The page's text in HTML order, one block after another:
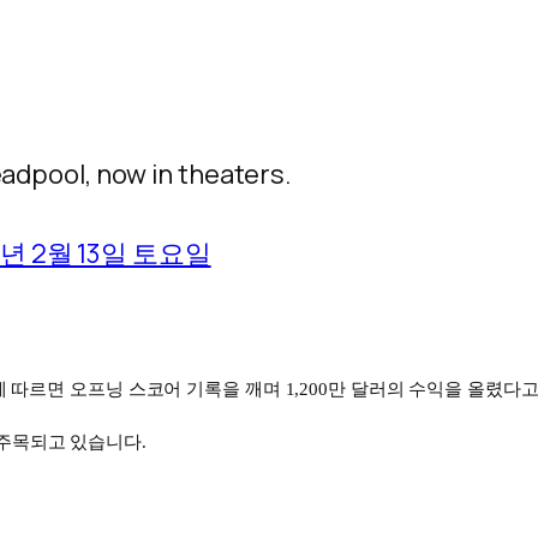
now in theaters.
2월 13일 토요일
따르면 오프닝 스코어 기록을 깨며 1,200만 달러의 수익을 올렸다
목되고 있습니다.